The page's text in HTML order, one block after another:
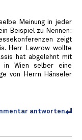
Meinung in jeder
Beispiel zu Nennen:
zeigt
Herr Lawrow wollte
hat abgelehnt mit
in Wien selber eine
von Herrn Hänseler
antworten